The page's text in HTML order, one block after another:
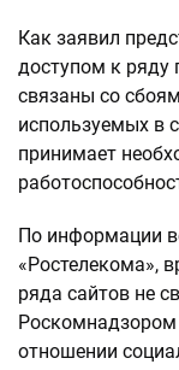
Как заявил
доступом к ряду
связаны со
используемых в
принимает
По информации
«Ростелекома»,
ряда сайтов не
отношении